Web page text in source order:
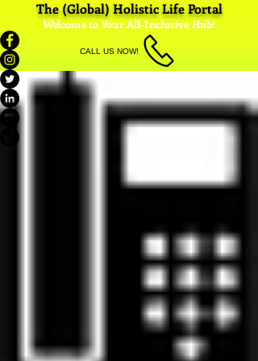
The (Global) Holistic Life Portal
Welcome to Your All-Inclusive Hub!
CALL US NOW!